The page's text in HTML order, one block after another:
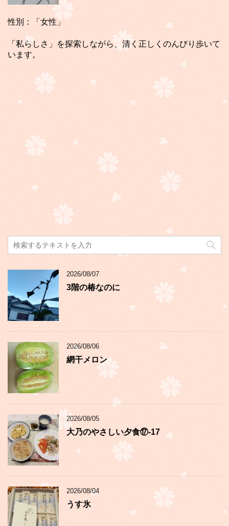
性別：「女性」
「私らしさ」を探索しながら、清く正しくのんびり歩いて
います。
2026/08/07
3階の椿なのに
2026/08/06
網干メロン
2026/08/05
大乃のやさしい夕食⑰-17
2026/08/04
うす氷